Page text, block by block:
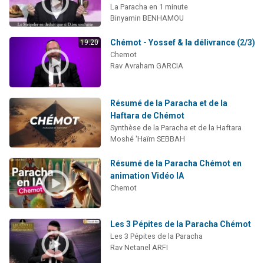
La Paracha en 1 minute
Binyamin BENHAMOU
19:20 Chémot - Yossef & la délivrance (2/3)
Chemot
Rav Avraham GARCIA
Résumé de la Paracha et de la
Haftara de Chémot
Synthèse de la Paracha et de la Haftara
Moshé 'Haïm SEBBAH
Résumé de la Paracha Chémot en
animation Vidéo IA
Chemot
Les 3 Pépites de la Paracha Chémot
Les 3 Pépites de la Paracha
Rav Netanel ARFI